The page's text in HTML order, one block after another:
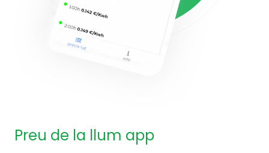
Preu de la llum app